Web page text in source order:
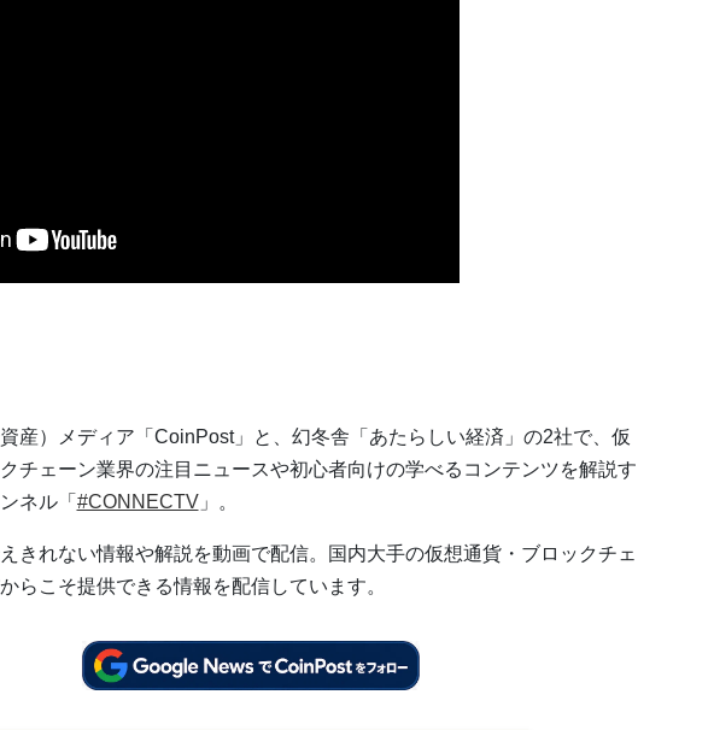
産）メディア「CoinPost」と、幻冬舎「あたらしい経済」の2社で、仮
チェーン業界の注目ニュースや初心者向けの学べるコンテンツを解説す
ネル「 #CONNECTV」。
きれない情報や解説を動画で配信。国内大手の仮想通貨・ブロックチェ
らこそ提供できる情報を配信しています。